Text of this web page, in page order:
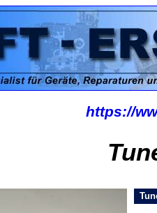
https://